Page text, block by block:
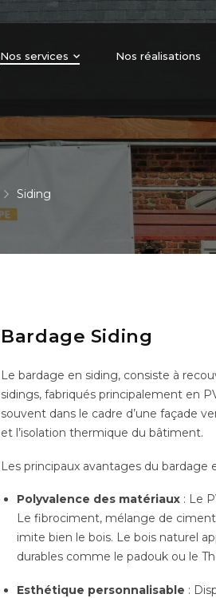
Nos services Nos réalisations
Siding
Bardage Siding
Le bardage en siding, consiste à
sidings, fabriqués principalement en
souvent dans le cadre d’une façade
et l’isolation thermique du bâtiment.
Les principaux avantages du bardage
Polyvalence des matériaux : Le
Le fibrociment, mélange de
imite bien le bois. Le bois naturel
durables comme le padouk ou le
Esthétique personnalisable :